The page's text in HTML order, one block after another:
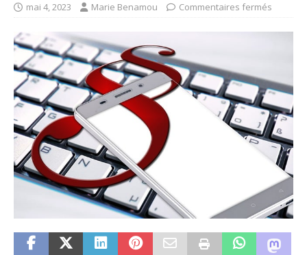
mai 4, 2023 Marie Benamou Commentaires fermés